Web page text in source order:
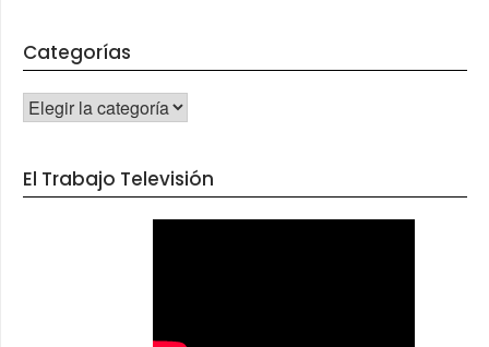
Categorías
CATEGORÍAS
El Trabajo Televisión